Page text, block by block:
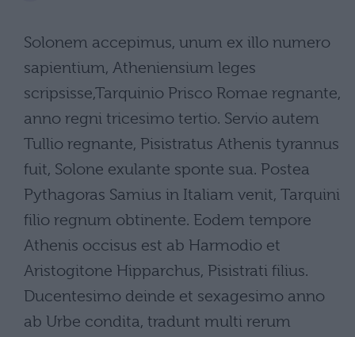
Solonem accepimus, unum ex illo numero
sapientium, Atheniensium leges
scripsisse,Tarquinio Prisco Romae regnante,
anno regni tricesimo tertio. Servio autem
Tullio regnante, Pisistratus Athenis tyrannus
fuit, Solone exulante sponte sua. Postea
Pythagoras Samius in Italiam venit, Tarquini
filio regnum obtinente. Eodem tempore
Athenis occisus est ab Harmodio et
Aristogitone Hipparchus, Pisistrati filius.
Ducentesimo deinde et sexagesimo anno
ab Urbe condita, tradunt multi rerum